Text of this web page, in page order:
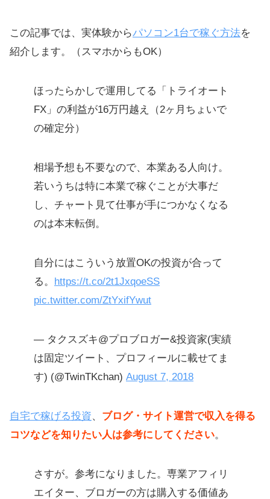
この記事では、実体験からパソコン1台で稼ぐ方法を
紹介します。（スマホからもOK）
ほったらかしで運用してる「トライオート
FX」の利益が16万円越え（2ヶ月ちょいで
の確定分）
相場予想も不要なので、本業ある人向け。
若いうちは特に本業で稼ぐことが大事だ
し、チャート見て仕事が手につかなくなる
のは本末転倒。
自分にはこういう放置OKの投資が合って
る。 https://t.co/2t1JxqoeSS
pic.twitter.com/ZtYxifYwut
— タクスズキ@プロブロガー&投資家(実績
は固定ツイート、プロフィールに載せてま
す) (@TwinTKchan) August 7, 2018
自宅で稼げる投資、 ブログ・サイト運営で収入を得る
コツなどを知りたい人は参考にしてください。
さすが。参考になりました。専業アフィリ
エイター、ブロガーの方は購入する価値あ